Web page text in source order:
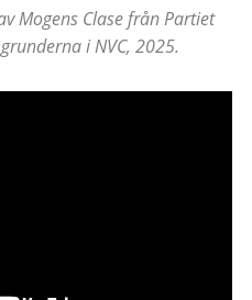
Mogens Clase från Partiet
i NVC, 2025.